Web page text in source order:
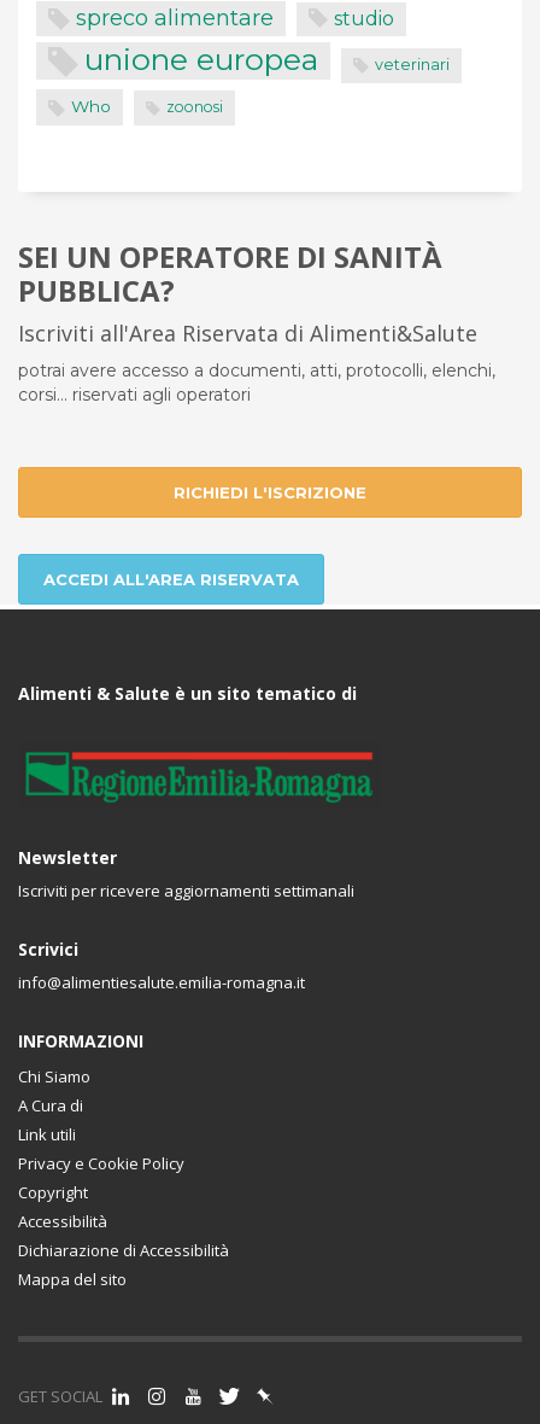
spreco alimentare studio
unione europea veterinari
Who zoonosi
SEI UN OPERATORE DI SANITÀ
PUBBLICA?
Iscriviti all'Area Riservata di Alimenti&Salute
potrai avere accesso a documenti, atti, protocolli, elenchi,
corsi... riservati agli operatori
RICHIEDI L'ISCRIZIONE
ACCEDI ALL'AREA RISERVATA
Alimenti & Salute è un sito tematico di
Newsletter
Iscriviti per ricevere aggiornamenti settimanali
Scrivici
info@alimentiesalute.emilia-romagna.it
INFORMAZIONI
Chi Siamo
A Cura di
Link utili
Privacy e Cookie Policy
Copyright
Accessibilità
Dichiarazione di Accessibilità
Mappa del sito
GET SOCIAL